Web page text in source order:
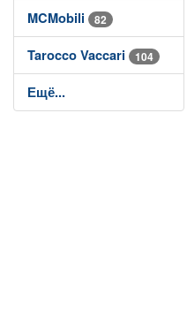
MCMobili 82
Tarocco Vaccari 104
Ещё...